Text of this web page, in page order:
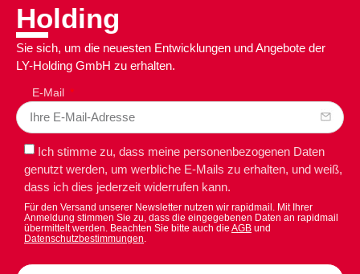
Holding
Sie sich, um die neuesten Entwicklungen und Angebote der
LY-Holding GmbH zu erhalten.
E-Mail
Ich stimme zu, dass meine personenbezogenen Daten
genutzt werden, um werbliche E-Mails zu erhalten, und weiß,
dass ich dies jederzeit widerrufen kann.
Für den Versand unserer Newsletter nutzen wir rapidmail. Mit Ihrer
Anmeldung stimmen Sie zu, dass die eingegebenen Daten an rapidmail
übermittelt werden. Beachten Sie bitte auch die AGB und
Datenschutzbestimmungen